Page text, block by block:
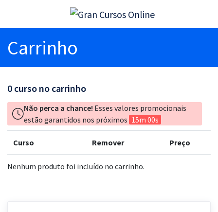
Carrinho
0 curso no carrinho
Não perca a chance! Esses valores promocionais
estão garantidos nos próximos 15m 00s
Curso Remover Preço
Nenhum produto foi incluído no carrinho.